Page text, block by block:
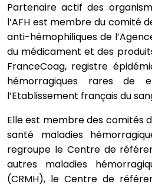
Partenaire actif des
l’AFH est membre du comité
anti-hémophiliques de
du médicament et des
FranceCoag, registre
hémorragiques rares de
l’Etablissement français du
Elle est membre des comités
santé maladies
regroupe le Centre de
autres maladies
(CRMH), le Centre de